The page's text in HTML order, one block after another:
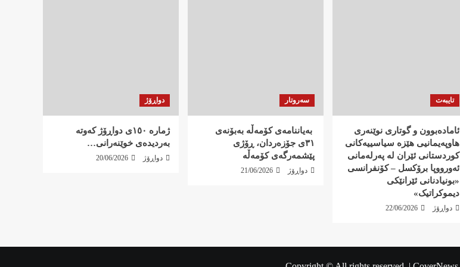
تایبەت
ئامادەبوون و گوتاری نوێنەری
هاوپەیمانیی هێزە سیاسییەکانی
کوردستانی ئێران لە پەرلەمانی
ئەورووپا برۆکسل – کۆنفرانسی
«بونیادنانی ئێرانێکی
دیموکراتیک»
دواڕۆژ 22/06/2026
سەروتار
‍ بەیاننامەی کۆمەڵە بەبۆنەی
٣١ی جۆزەردان، ڕۆژی
پێشمەرگەی کۆمەڵە
دواڕۆژ 21/06/2026
دواڕۆژ
ژمارە ١٥٠ی دواڕۆژ کەوتە
بەردیدەی خوێنەرانی…
دواڕۆژ 20/06/2026